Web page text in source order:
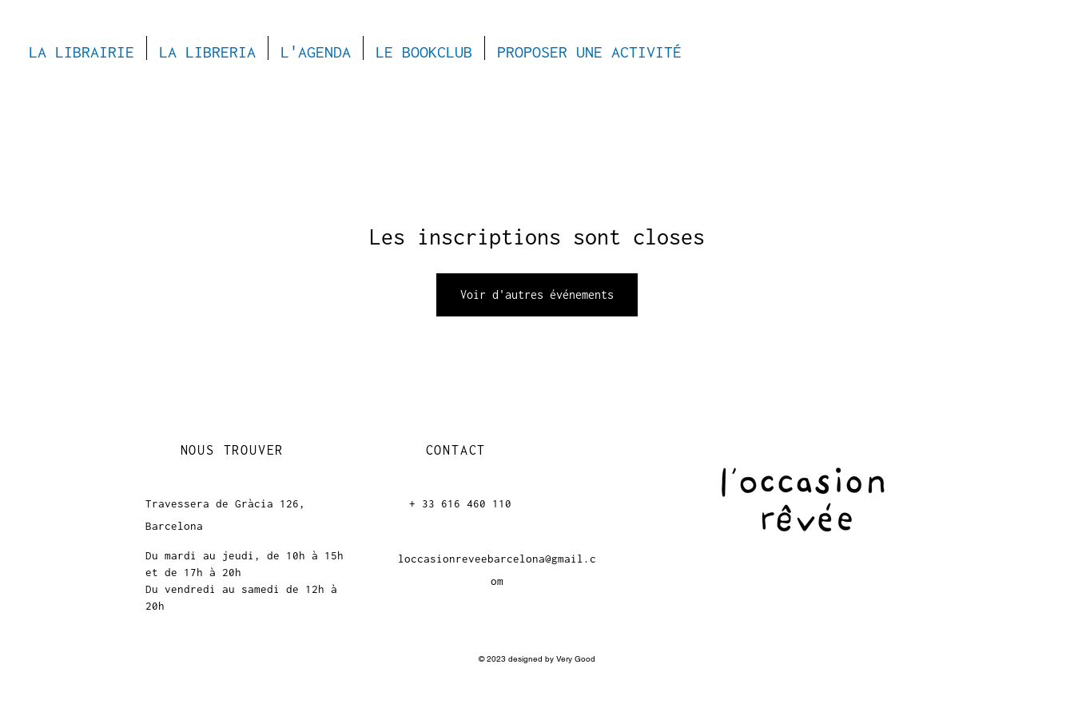
LA LIBRAIRIE LA LIBRERIA L'AGENDA LE BOOKCLUB PROPOSER UNE ACTIVITÉ
Les inscriptions sont closes
Voir d'autres événements
NOUS TROUVER
Travessera de Gràcia 126,
Barcelona
Du mardi au jeudi, de 10h à 15h
et de 17h à 20h
Du vendredi au samedi de 12h à
20h
CONTACT
+ 33 616 460 110
loccasionreveebarcelona@gmail.c
om
© 2023 designed by Very Good